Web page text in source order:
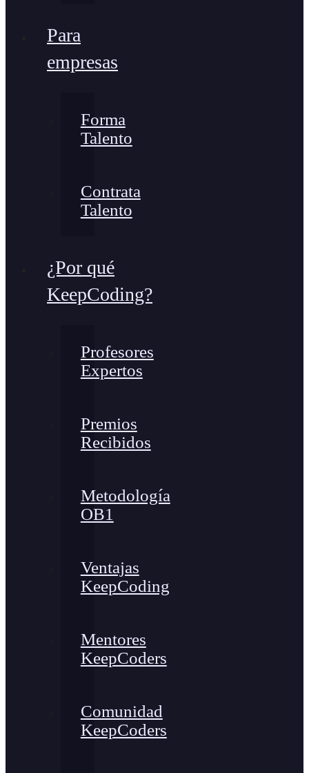
Para
empresas
Forma
Talento
Contrata
Talento
¿Por qué
KeepCoding?
Profesores
Expertos
Premios
Recibidos
Metodología
OB1
Ventajas
KeepCoding
Mentores
KeepCoders
Comunidad
KeepCoders